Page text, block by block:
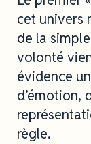
cet univers
de la
volonté
évidence
d’émotion,
règle.